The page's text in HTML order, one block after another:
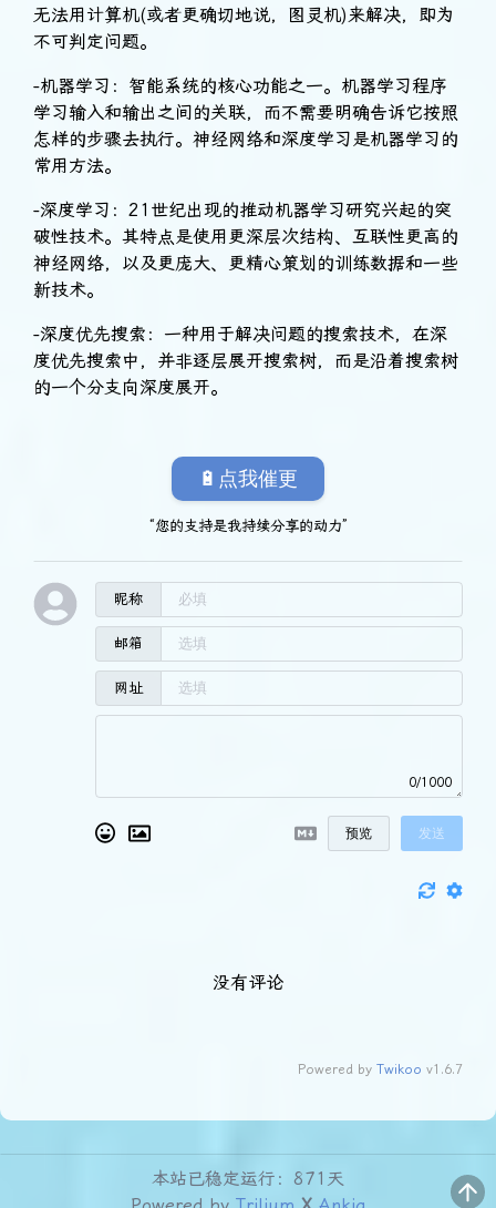
无法用计算机(或者更确切地说，图灵机)来解决，即为
不可判定问题。
-机器学习：智能系统的核心功能之一。机器学习程序
学习输入和输出之间的关联，而不需要明确告诉它按照
怎样的步骤去执行。神经网络和深度学习是机器学习的
常用方法。
-深度学习：21世纪出现的推动机器学习研究兴起的突
破性技术。其特点是使用更深层次结构、互联性更高的
神经网络，以及更庞大、更精心策划的训练数据和一些
新技术。
-深度优先搜索：一种用于解决问题的搜索技术，在深
度优先搜索中，并非逐层展开搜索树，而是沿着搜索树
的一个分支向深度展开。
🔋点我催更
“您的支持是我持续分享的动力”
昵称
邮箱
网址
0/1000
预览 发送
没有评论
Powered by Twikoo v1.6.7
本站已稳定运行：871天